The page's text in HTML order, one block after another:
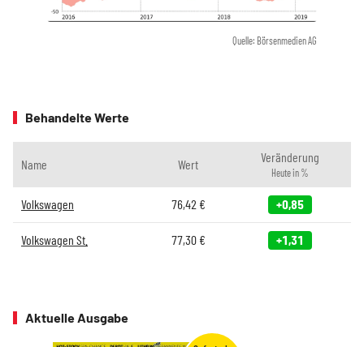
Quelle: Börsenmedien AG
Behandelte Werte
Name Wert Veränderung
Heute in %
Volkswagen 76,42 € +0,85
Volkswagen St. 77,30€ +1,31
Aktuelle Ausgabe